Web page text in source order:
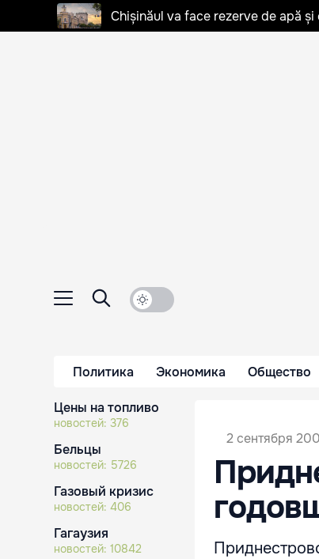
Chișinăul va face rezerve de apă
Политика Экономика Общество
Цены на топливо
новостей: 376
Бельцы
новостей: 5726
Газовый кризис
новостей: 406
Гагаузия
новостей: 10842
2 сентября